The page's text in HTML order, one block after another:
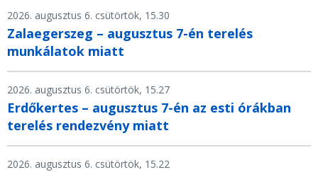
2026. augusztus 6. csütörtök, 15.30
Zalaegerszeg – augusztus 7-én terelés
munkálatok miatt
2026. augusztus 6. csütörtök, 15.27
Erdőkertes – augusztus 7-én az esti órákban
terelés rendezvény miatt
2026. augusztus 6. csütörtök, 15.22